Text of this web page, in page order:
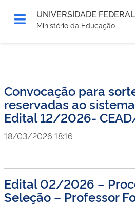
UNIVERSIDADE
Ministério da Educação
Convocação para
reservadas ao
Edital 12/2026-
18/03/2026 18:16
Edital 02/2026 –
Seleção – Professor